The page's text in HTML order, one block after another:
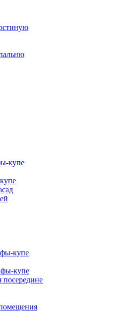
купе
купе
купе
посередине